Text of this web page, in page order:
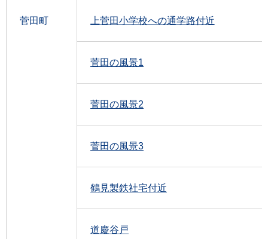
菅田町 上菅田小学校への通学路付近
菅田の風景1
菅田の風景2
菅田の風景3
鶴見製鉄社宅付近
道慶谷戸